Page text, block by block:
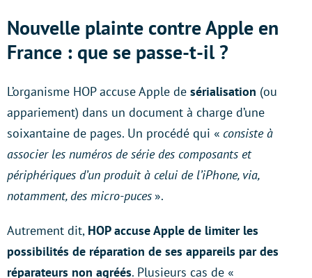
Nouvelle plainte contre Apple en
France : que se passe-t-il ?
L’organisme HOP accuse Apple de sérialisation (ou
appariement) dans un document à charge d’une
soixantaine de pages. Un procédé qui « consiste à
associer les numéros de série des composants et
périphériques d’un produit à celui de l’iPhone, via,
notamment, des micro-puces ».
Autrement dit, HOP accuse Apple de limiter les
possibilités de réparation de ses appareils par des
réparateurs non agréés. Plusieurs cas de «